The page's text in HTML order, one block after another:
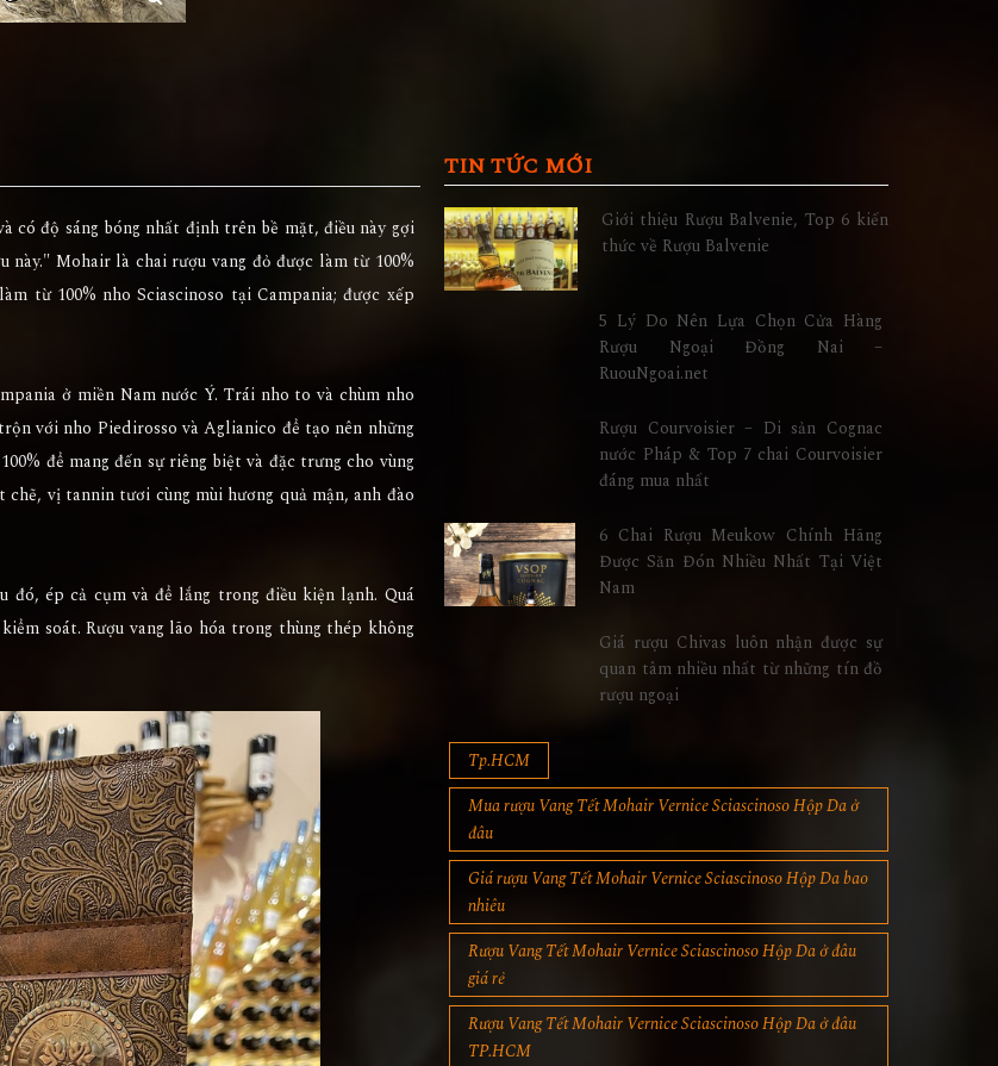
độ sáng bóng nhất định trên bề mặt, điều này gợi
Mohair là chai rượu vang đỏ được làm từ 100%
từ 100% nho Sciascinoso tại Campania; được xếp
ở miền Nam nước Ý. Trái nho to và chùm nho
với nho Piedirosso và Aglianico để tạo nên những
để mang đến sự riêng biệt và đặc trưng cho vùng
vị tannin tươi cùng mùi hương quả mận, anh đào
ép cả cụm và để lắng trong điều kiện lạnh. Quá
soát. Rượu vang lão hóa trong thùng thép không
TIN TỨC MỚI
Giới thiệu Rượu Balvenie, Top 6 kiến
thức về Rượu Balvenie
5 Lý Do Nên Lựa Chọn Cửa Hàng
Rượu Ngoại Đồng Nai –
RuouNgoai.net
Rượu Courvoisier – Di sản Cognac
nước Pháp & Top 7 chai Courvoisier
đáng mua nhất
6 Chai Rượu Meukow Chính Hãng
Được Săn Đón Nhiều Nhất Tại Việt
Nam
Giá rượu Chivas luôn nhận được sự
quan tâm nhiều nhất từ những tín đồ
rượu ngoại
Tp.HCM
Mua rượu Vang Tết Mohair Vernice Sciascinoso Hộp Da ở
đâu
Giá rượu Vang Tết Mohair Vernice Sciascinoso Hộp Da bao
nhiêu
Rượu Vang Tết Mohair Vernice Sciascinoso Hộp Da ở đâu
giá rẻ
Rượu Vang Tết Mohair Vernice Sciascinoso Hộp Da ở đâu
TP.HCM